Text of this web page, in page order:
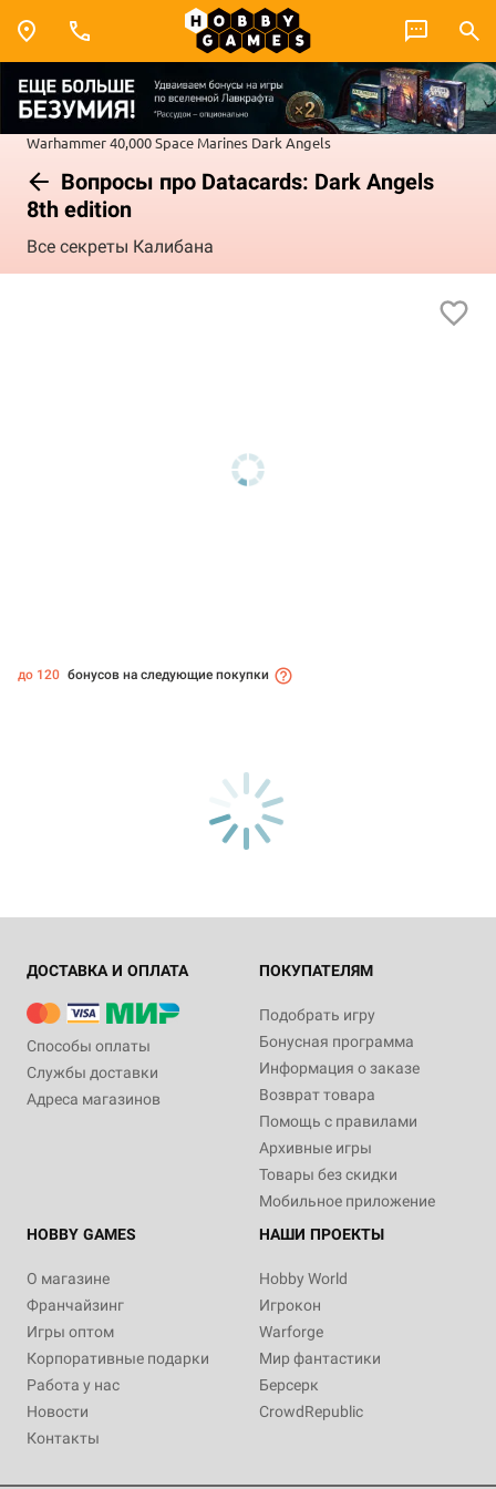
Warhammer 40,000Space Marines Dark Angels
Вопросы про Datacards: Dark Angels
8th edition
Все секреты Калибана
до 120 бонусов на следующие покупки
ДОСТАВКА И ОПЛАТА
Способы оплаты
Службы доставки
Адреса магазинов
ПОКУПАТЕЛЯМ
Подобрать игру
Бонусная программа
Информация о заказе
Возврат товара
Помощь с правилами
Архивные игры
Товары без скидки
Мобильное приложение
HOBBY GAMES
О магазине
Франчайзинг
Игры оптом
Корпоративные подарки
Работа у нас
Новости
Контакты
НАШИ ПРОЕКТЫ
Hobby World
Игрокон
Warforge
Мир фантастики
Берсерк
CrowdRepublic